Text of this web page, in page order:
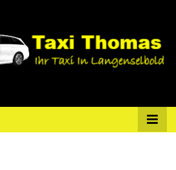
Taxi Thomas